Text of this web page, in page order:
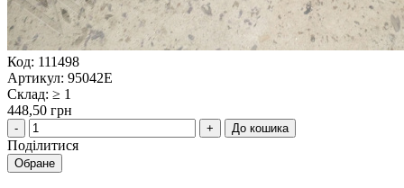
Код: 111498
Артикул: 95042Е
Склад: ≥ 1
448,50 грн
До кошика
Поділитися
Обране